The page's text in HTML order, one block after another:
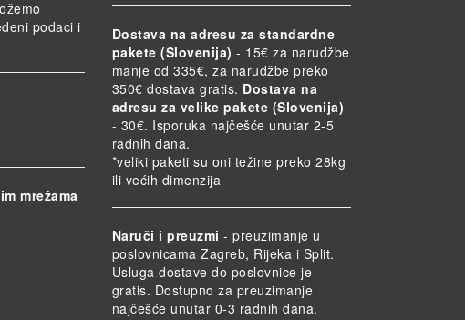
podaci i
mrežama
Dostava na adresu za standardne
pakete (Slovenija) - 15€ za narudžbe
manje od 335€, za narudžbe preko
350€ dostava gratis. Dostava na
adresu za velike pakete (Slovenija)
- 30€. Isporuka najčešće unutar 2-5
radnih dana.
*veliki paketi su oni težine preko 28kg
ili većih dimenzija
Naruči i preuzmi - preuzimanje u
poslovnicama Zagreb, Rijeka i Split.
Usluga dostave do poslovnice je
gratis. Dostupno za preuzimanje
najčešće unutar 0-3 radnih dana.